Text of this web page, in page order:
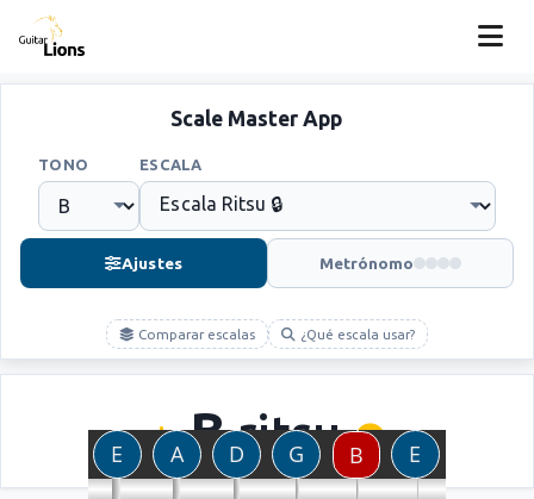
Scale Master App
TONO ESCALA
Ajustes Metrónomo
Comparar escalas ¿Qué escala usar?
Britsu